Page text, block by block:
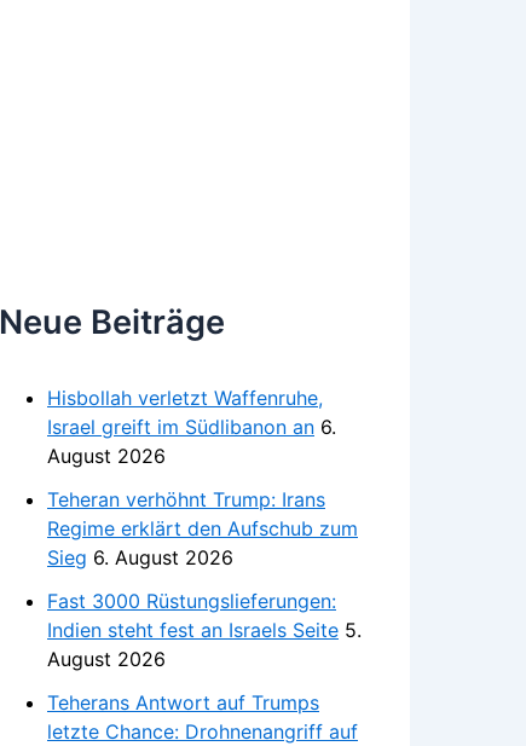
Neue Beiträge
Hisbollah verletzt Waffenruhe,
Israel greift im Südlibanon an 6.
August 2026
Teheran verhöhnt Trump: Irans
Regime erklärt den Aufschub zum
Sieg 6. August 2026
Fast 3000 Rüstungslieferungen:
Indien steht fest an Israels Seite 5.
August 2026
Teherans Antwort auf Trumps
letzte Chance: Drohnenangriff auf